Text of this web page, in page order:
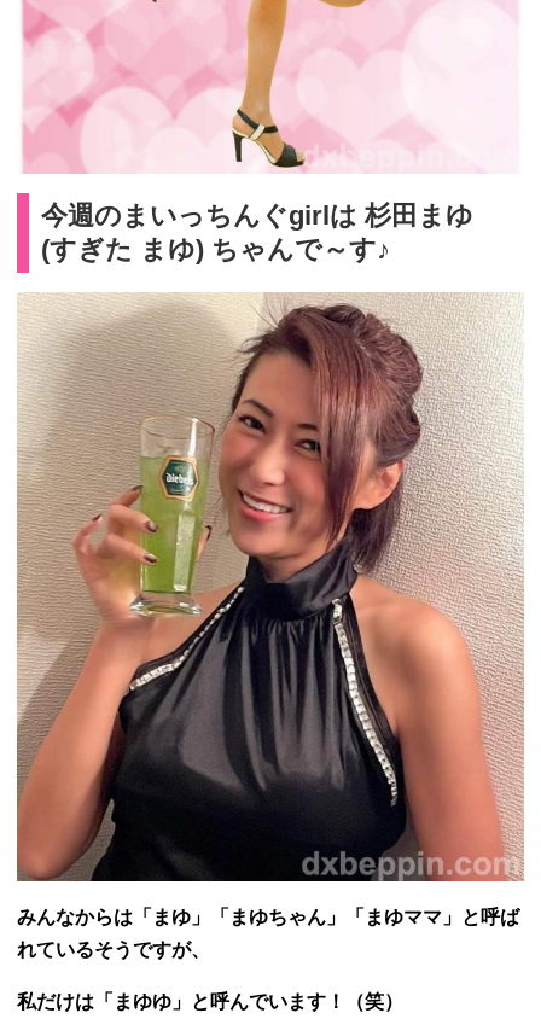
今週のまいっちんぐgirlは 杉田まゆ
(すぎた まゆ) ちゃんで～す♪
みんなからは「まゆ」「まゆちゃん」「まゆママ」と呼ば
れているそうですが、
私だけは「まゆゆ」と呼んでいます！（笑）